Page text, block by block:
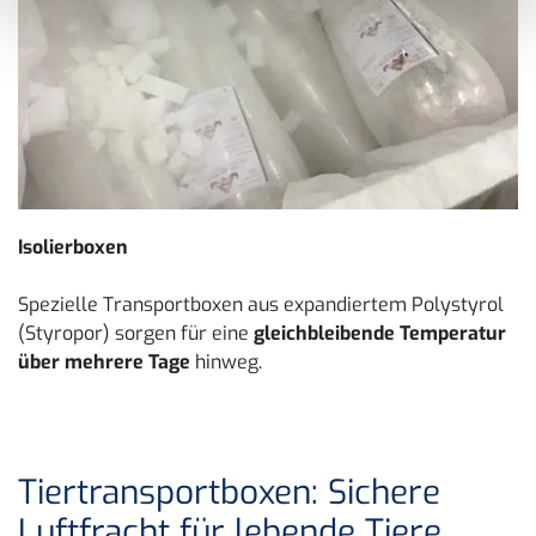
Isolierboxen
Spezielle Transportboxen aus expandiertem Polystyrol
(Styropor) sorgen für eine gleichbleibende Temperatur
über mehrere Tage hinweg.
Tiertransportboxen: Sichere